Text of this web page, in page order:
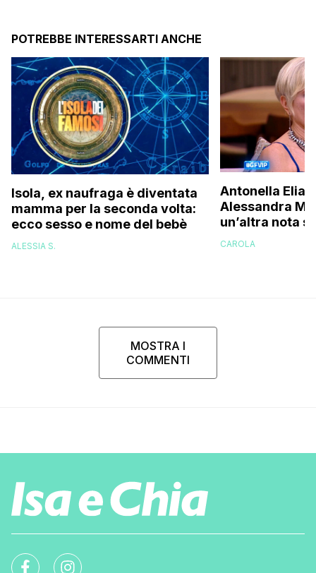
POTREBBE INTERESSARTI ANCHE
Isola, ex naufraga è diventata
mamma per la seconda volta:
ecco sesso e nome del bebè
ALESSIA S.
Antonella Elia
Alessandra
un’altra nota
una bella
CAROLA
MOSTRA I
COMMENTI